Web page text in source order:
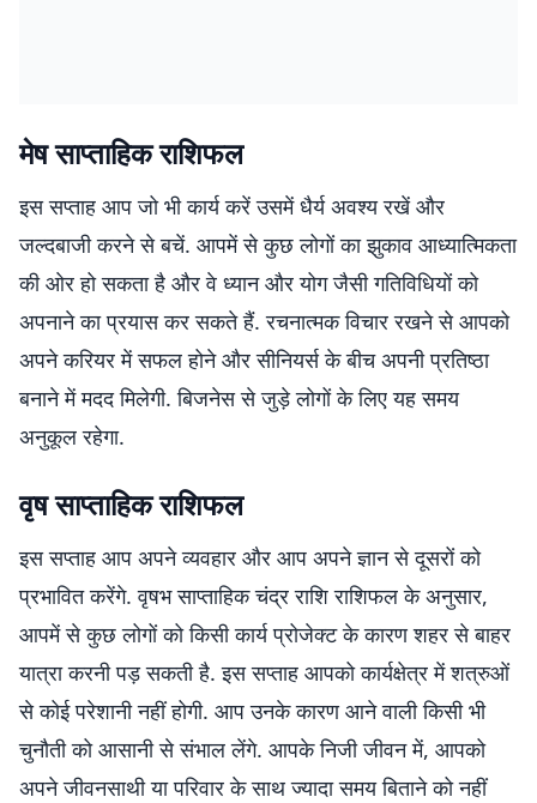
मेष साप्ताहिक राशिफल
इस सप्ताह आप जो भी कार्य करें उसमें धैर्य अवश्य रखें और
जल्दबाजी करने से बचें. आपमें से कुछ लोगों का झुकाव आध्यात्मिकता
की ओर हो सकता है और वे ध्यान और योग जैसी गतिविधियों को
अपनाने का प्रयास कर सकते हैं. रचनात्मक विचार रखने से आपको
अपने करियर में सफल होने और सीनियर्स के बीच अपनी प्रतिष्ठा
बनाने में मदद मिलेगी. बिजनेस से जुड़े लोगों के लिए यह समय
अनुकूल रहेगा.
वृष साप्ताहिक राशिफल
इस सप्ताह आप अपने व्यवहार और आप अपने ज्ञान से दूसरों को
प्रभावित करेंगे. वृषभ साप्ताहिक चंद्र राशि राशिफल के अनुसार,
आपमें से कुछ लोगों को किसी कार्य प्रोजेक्ट के कारण शहर से बाहर
यात्रा करनी पड़ सकती है. इस सप्ताह आपको कार्यक्षेत्र में शत्रुओं
से कोई परेशानी नहीं होगी. आप उनके कारण आने वाली किसी भी
चुनौती को आसानी से संभाल लेंगे. आपके निजी जीवन में, आपको
अपने जीवनसाथी या परिवार के साथ ज्यादा समय बिताने को नहीं